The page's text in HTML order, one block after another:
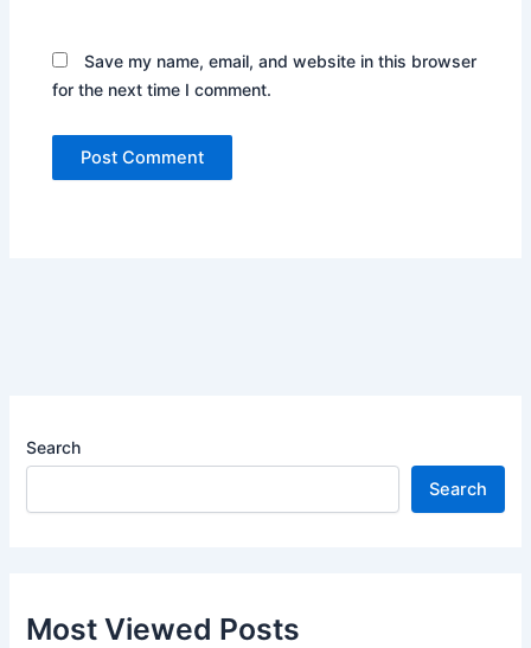
Save my name, email, and website in this browser
for the next time I comment.
Search
Search
Most Viewed Posts